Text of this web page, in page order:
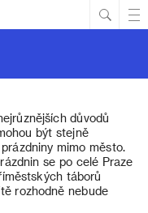
důvodů
být stejně
mimo město.
se po celé Praze
táborů
rozhodně nebude